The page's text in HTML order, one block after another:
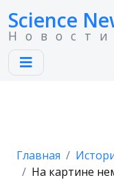
Science
Главная
На картине